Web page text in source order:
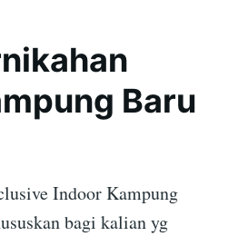
Baru
Indoor Kampung
bagi kalian yg